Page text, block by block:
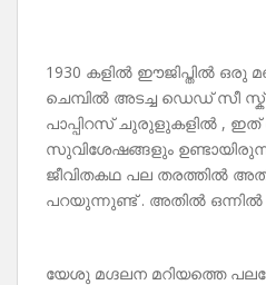
1930 കളിൽ ഈജിപ്തിൽ ഒരു
ചെമ്പിൽ അടച്ച ഡെഡ് സീ
പാപ്പിറസ് ചുരുളുകളിൽ ,
സുവിശേഷങ്ങളും
ജീവിതകഥ പല തരത്തിൽ
പറയുന്നുണ്ട് . അതിൽ ഒന്നിൽ
യേശു മഗ്ദലന മറിയത്തെ